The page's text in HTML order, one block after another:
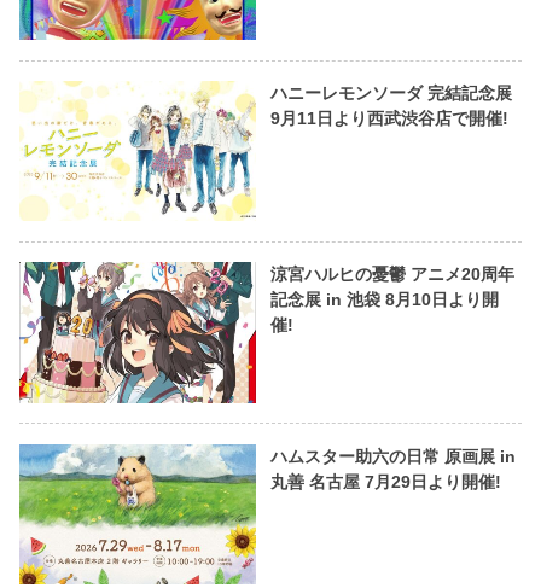
ハニーレモンソーダ 完結記念展
9月11日より西武渋谷店で開催!
涼宮ハルヒの憂鬱 アニメ20周年
記念展 in 池袋 8月10日より開
催!
ハムスター助六の日常 原画展 in
丸善 名古屋 7月29日より開催!